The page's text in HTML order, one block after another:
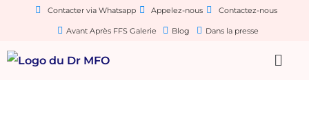
Contacter via Whatsapp Appelez-nous Contactez-nous
Avant Après FFS Galerie Blog Dans la presse